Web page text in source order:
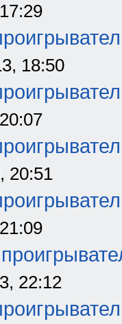
18:50
20:51
22:12